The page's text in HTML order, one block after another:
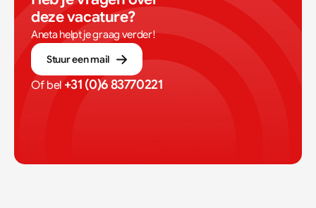
deze vacature?
Aneta helpt je graag verder!
Stuur een mail
Of bel +31 (0)6 83770221